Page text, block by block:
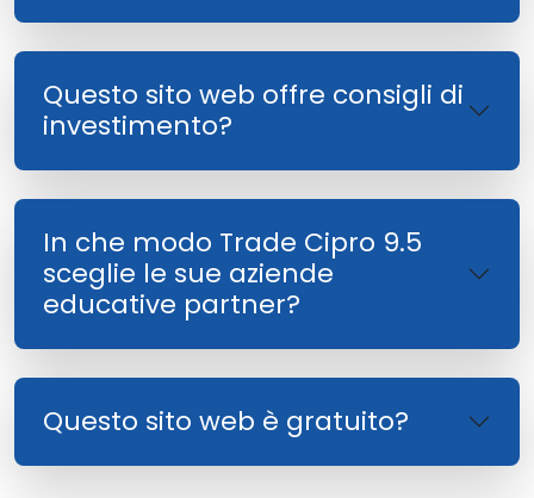
Questo sito web offre consigli di
investimento?
In che modo Trade Cipro 9.5
sceglie le sue aziende
educative partner?
Questo sito web è gratuito?